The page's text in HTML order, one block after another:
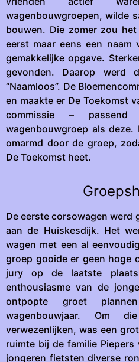
wagenbouwgroepen, wilde
bouwen. Die zomer zou
eerst maar eens een naam
gemakkelijke opgave.
gevonden. Daarop werd
“Naamloos”. De
en maakte er De Toekomst
commissie –
wagenbouwgroep als deze.
omarmd door de groep,
De Toekomst heet.
De eerste corsowagen werd
aan de Huiskesdijk. Het
wagen met een al
groep gooide er geen hoge
jury op de laatste
enthousiasme van de
ontpopte groet
wagenbouwjaar. Om
verwezenlijken, was een
ruimte bij de familie
jongeren fietsten diverse